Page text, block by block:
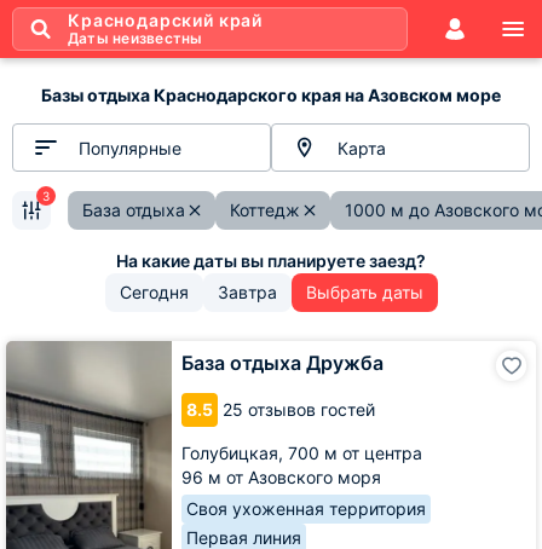
Краснодарский край
Даты неизвестны
Базы отдыха Краснодарского края на Азовском море
Популярные Карта
База отдыха Коттедж 1000 м до Азовского
3
Сегодня Завтра Выбрать даты
База отдыха Дружба
8.5 25 отзывов гостей
Голубицкая, 700 м от центра
96 м от Азовского моря
Своя ухоженная территория
Первая линия
База
Дружба